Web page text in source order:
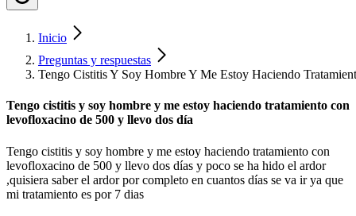
Inicio
Preguntas y respuestas
Tengo Cistitis Y Soy Hombre Y Me Estoy Haciendo
Tengo cistitis y soy hombre y me estoy haciendo tratamiento con
levofloxacino de 500 y llevo dos día
Tengo cistitis y soy hombre y me estoy haciendo tratamiento con
levofloxacino de 500 y llevo dos días y poco se ha hido el ardor
,quisiera saber el ardor por completo en cuantos días se va ir ya que
mi tratamiento es por 7 dias